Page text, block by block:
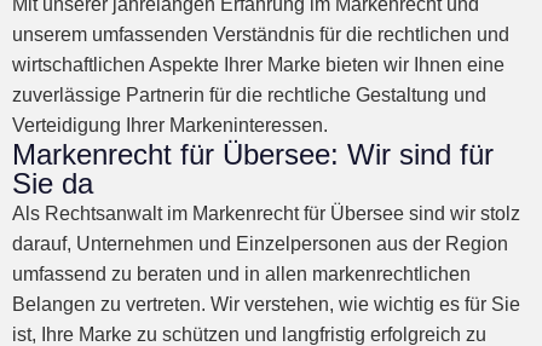
Mit unserer jahrelangen Erfahrung im Markenrecht und
unserem umfassenden Verständnis für die rechtlichen und
wirtschaftlichen Aspekte Ihrer Marke bieten wir Ihnen eine
zuverlässige Partnerin für die rechtliche Gestaltung und
Verteidigung Ihrer Markeninteressen.
Markenrecht für Übersee: Wir sind für
Sie da
Als Rechtsanwalt im Markenrecht für Übersee sind wir stolz
darauf, Unternehmen und Einzelpersonen aus der Region
umfassend zu beraten und in allen markenrechtlichen
Belangen zu vertreten. Wir verstehen, wie wichtig es für Sie
ist, Ihre Marke zu schützen und langfristig erfolgreich zu